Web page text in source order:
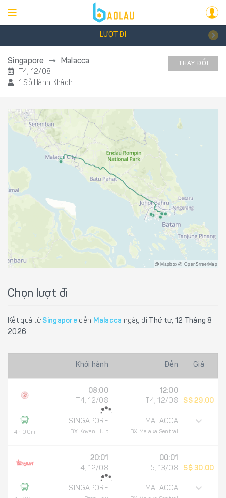
LƯỢT ĐI
Singapore Malacca
T4, 12/08
1 Số Hành Khách
THAY ĐỔI
@ Mapbox @ OpenStreetMap
Chọn lượt đi
Kết quả từ Singapore đến Malacca ngày đi
Thứ tư, 12 Tháng 8
2026
Khởi hành Đến Giá
4h 00m
08:00
T4, 12/08
SINGAPORE
BX Kovan Hub
12:00
T4, 12/08
MALACCA
BX Melaka Sentral
S$ 29.00
20:01
T4, 12/08
SINGAPORE
00:01
T5, 13/08
MALACCA
S$ 30.00